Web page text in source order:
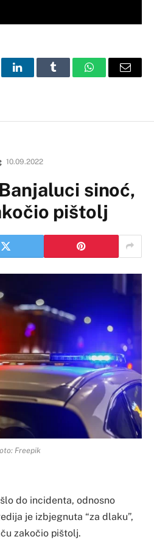
LinkedInTumblr WhatsAppEmail
10.09.2022
sinoć,
pištolj
Freepik
do incidenta, odnosno
je izbjegnuta “za dlaku”,
zakočio pištolj.